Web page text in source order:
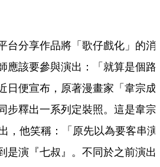
台分享作品將「歌仔戲化」的消
應該要參與演出：「就算是個路
日便宣布，原著漫畫家「韋宗成
步釋出一系列定裝照。這是韋宗
，他笑稱：「原先以為要客串演
是演『七叔』。不同於之前演出